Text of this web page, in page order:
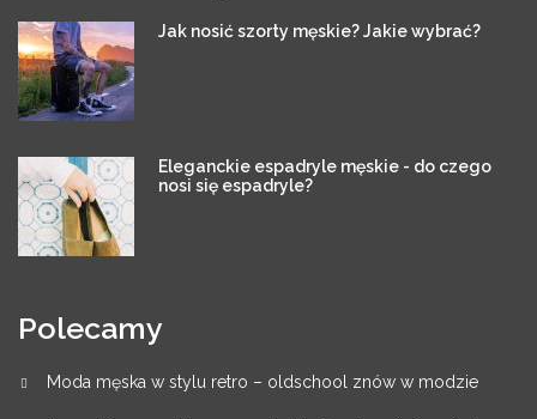
Jak nosić szorty męskie? Jakie wybrać?
Eleganckie espadryle męskie - do czego
nosi się espadryle?
Polecamy
Moda męska w stylu retro – oldschool znów w modzie